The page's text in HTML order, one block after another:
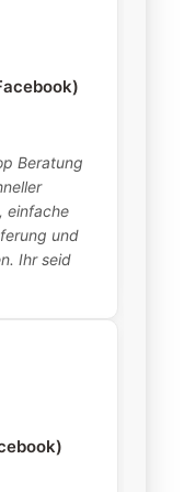
Beratung
einfache
und
Ihr seid